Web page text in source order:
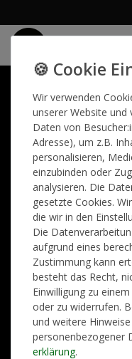
Sie erreichen uns
15:00 Uhr. Nutzen Sie
FAQs und
Hilfe & Kontakt AGB
Impressum
Vertrag
Wir verwenden
unserer Website und
Daten von
Adresse), um z.B.
personalisieren,
einzubinden oder
analysieren. Die
gesetzte Cookies.
die wir in den
Die
aufgrund eines
Zustimmung kann
besteht das Recht,
Einwilligung zu
oder zu widerrufen.
und weitere
personenbezogener
erklärung.